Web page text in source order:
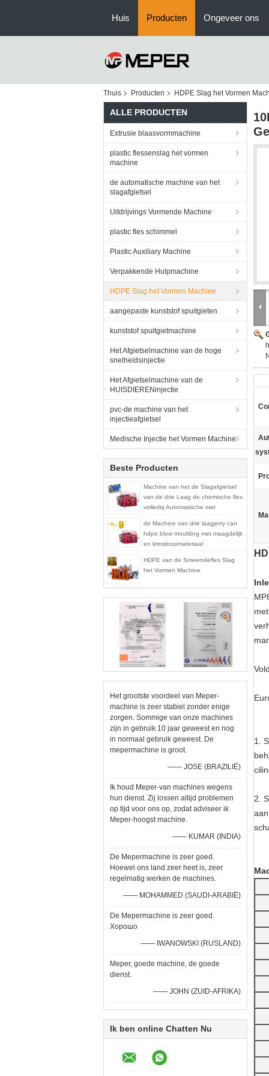
Huis Producten Ongeveer ons
Thuis Producten HDPE Slag het Vormen
ALLE PRODUCTEN
Extrusie blaasvormmachine
plastic flessenslag het vormen
machine
de automatische machine van het
slagafgietsel
Uitdrijvings Vormende Machine
plastic fles schimmel
Plastic Auxiliary Machine
Verpakkende Hulpmachine
HDPE Slag het Vormen Machine
aangepaste kunststof spuitgieten
kunststof spuitgietmachine
Het Afgietselmachine van de hoge
snelheidsinjectie
Het Afgietselmachine van de
HUISDIERENinjectie
pvc-de machine van het
injectieafgietsel
Medische Injectie het Vormen Machine
Beste Producten
Machine van het de Slagafgietsel
van de drie Laag de chemische fles
volledig Automatische met
de Machine van drie laagjerry can
hdpe blow moulding met maagdelijk
en kringloopmateriaal
HDPE van de Smeeroliefles Slag
het Vormen Machine
Het grootste voordeel van Meper-
machine is zeer stabiel zonder enige
zorgen. Sommige van onze machines
zijn in gebruik 10 jaar geweest en nog
in normaal gebruik geweest. De
mepermachine is groot.
—— JOSE (BRAZILIË)
Ik houd Meper-van machines wegens
hun dienst. Zij lossen altijd problemen
op tijd voor ons op, zodat adviseer ik
Meper-hoogst machine.
—— KUMAR (INDIA)
De Mepermachine is zeer goed.
Hoewel ons land zeer heet is, zeer
regelmatig werken de machines.
—— MOHAMMED (SAUDI-ARABIË)
De Mepermachine is zeer goed.
Хорошо
—— IWANOWSKI (RUSLAND)
Meper, goede machine, de goede
dienst.
—— JOHN (ZUID-AFRIKA)
Ik ben online Chatten Nu
1.
2.